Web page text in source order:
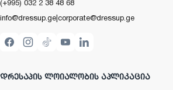
(+995) 032 2 38 48 68
info@dressup.ge|corporate@dressup.ge
ᲓᲠᲔᲡᲐᲞᲘᲡ ᲚᲝᲘᲐᲚᲝᲑᲘᲡ ᲐᲞᲚᲘᲙᲐᲪᲘᲐ